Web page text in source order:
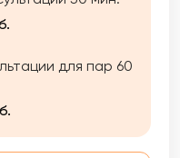
для пар 60